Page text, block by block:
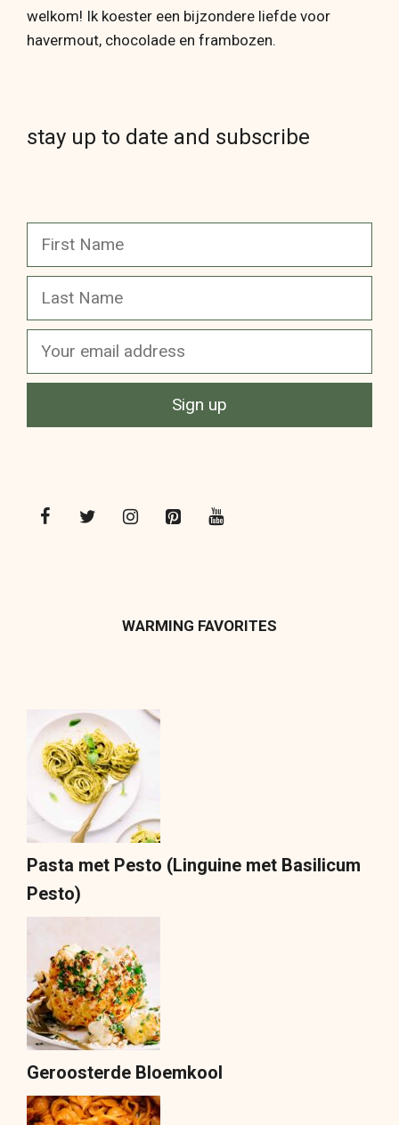
welkom! Ik koester een bijzondere liefde voor
havermout, chocolade en frambozen.
stay up to date and subscribe
WARMING FAVORITES
Pasta met Pesto (Linguine met Basilicum
Pesto)
Geroosterde Bloemkool